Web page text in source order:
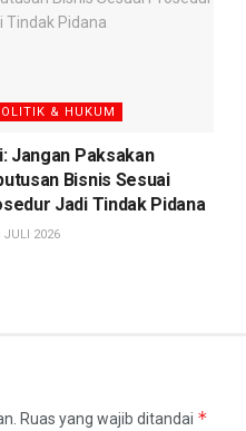
& HUKUM
Jangan Paksakan
Bisnis Sesuai
Jadi Tindak Pidana
2026
Ruas yang wajib ditandai *